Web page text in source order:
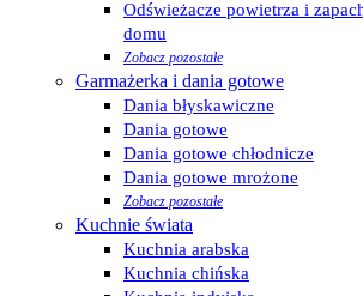
Odświeżacze powietrza i
domu
Zobacz pozostałe
Garmażerka i dania gotowe
Dania błyskawiczne
Dania gotowe
Dania gotowe chłodnicze
Dania gotowe mrożone
Zobacz pozostałe
Kuchnie świata
Kuchnia arabska
Kuchnia chińska